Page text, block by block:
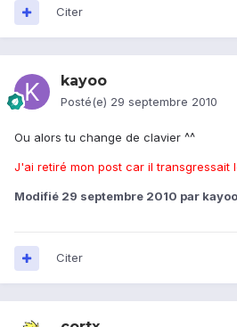
Citer
kayoo
Posté(e) 29 septembre 2010
Ou alors tu change de clavier ^^
J'ai retiré mon post car il transgressait
Modifié 29 septembre 2010 par kayoo
Citer